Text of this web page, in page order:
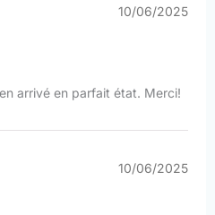
10/06/2025
arrivé en parfait état. Merci!
10/06/2025